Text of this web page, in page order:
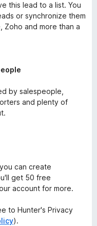
this lead to a list. You
or synchronize them
Zoho and more than a
by salespeople,
and plenty of
can create
get 50 free
account for more.
to Hunter's Privacy
).